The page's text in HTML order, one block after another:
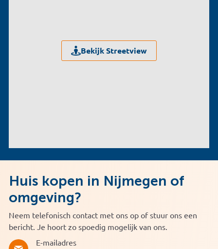
Bekijk Streetview
Huis kopen in Nijmegen of
omgeving?
Neem telefonisch contact met ons op of stuur ons een
bericht. Je hoort zo spoedig mogelijk van ons.
E-mailadres